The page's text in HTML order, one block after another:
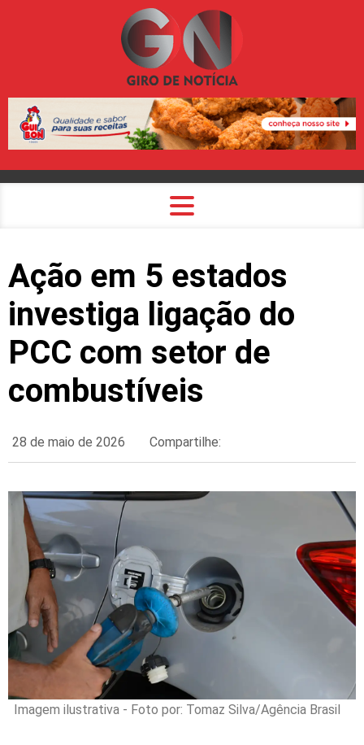
Ação em 5 estados
investiga ligação do
PCC com setor de
combustíveis
28 de maio de 2026 Compartilhe:
Imagem ilustrativa - Foto por: Tomaz Silva/Agência Brasil